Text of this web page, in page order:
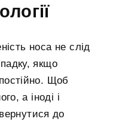
носа не слід
якщо
Щоб
а іноді і
до